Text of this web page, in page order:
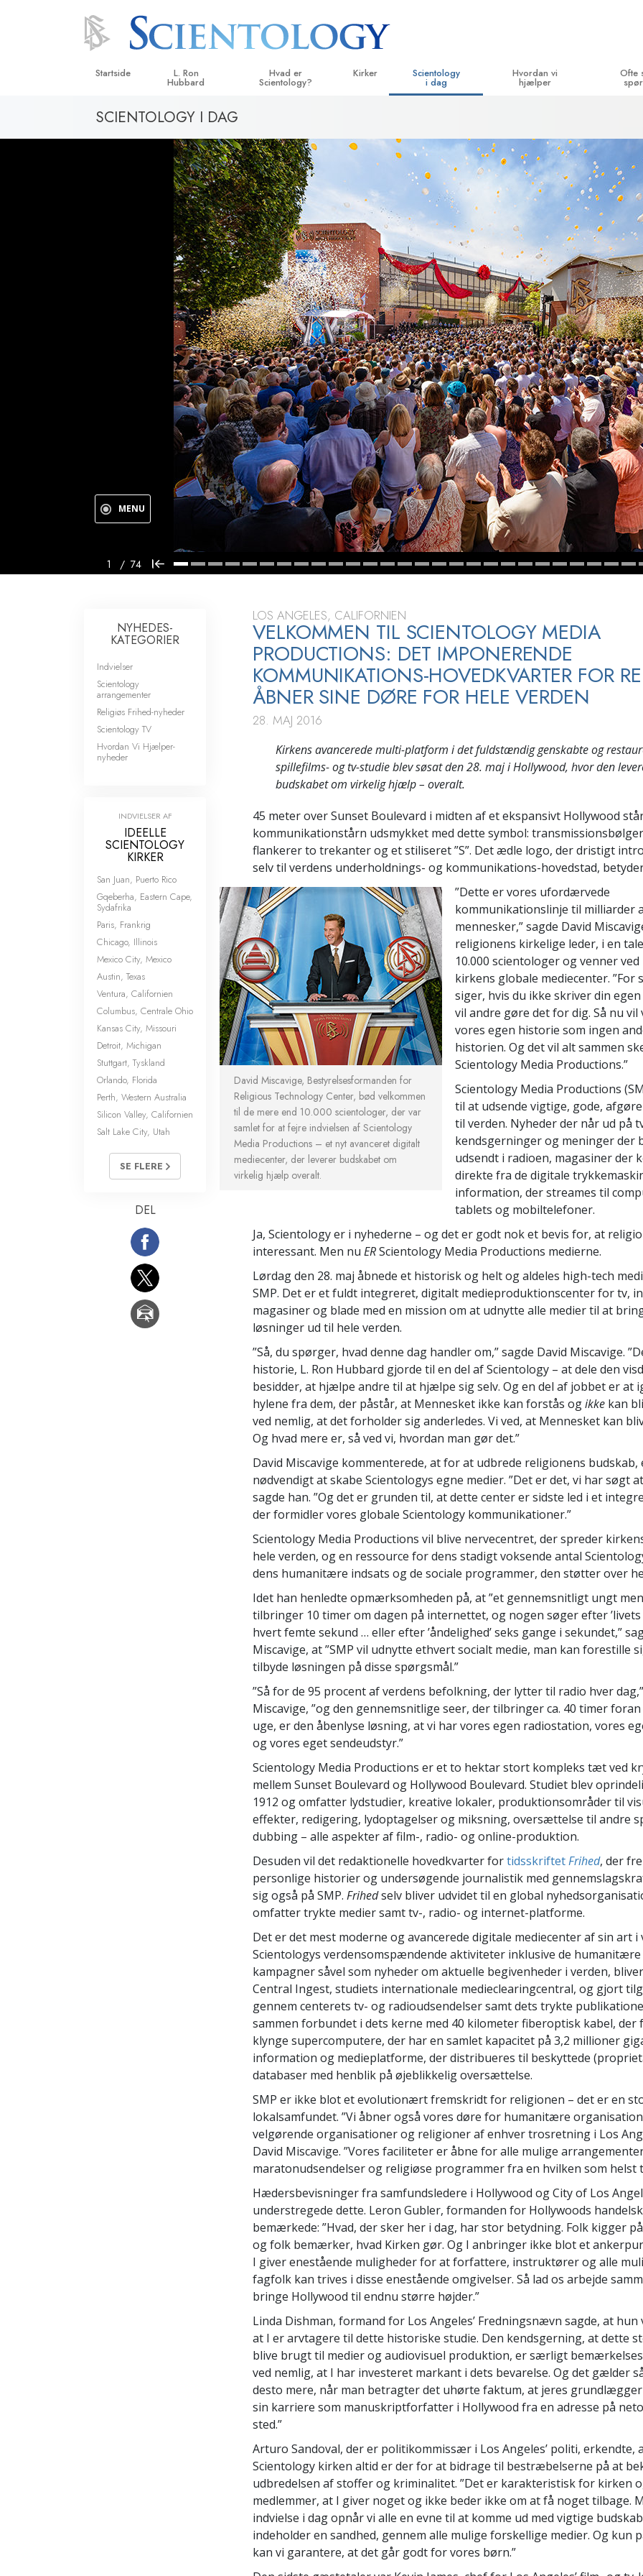
Startside L. Ron
Hubbard
Hvad er
Scientology?
Scientologys tro og kodekser
Hvad scientologer siger
om Scientology
Mød en scientolog
Indenfor i en Kirke
De grundlæggende principper
i Scientology
En introduktion til Dianetics
Kærlighed og had –
Hvad er storhed?
Kirker
Ideelle Scientology Kirker
Avancerede Organisationer
Flag Landbasen
Freewinds
Bringer Scientology ud til hele verden
Scientology
i dag
Scientology arrangementer
David Miscavige – kirkelig leder af
Scientology
Hvordan vi
hjælper
Applied Scholastics
Criminon
Narconon
Sandheden om stoffer
United for Menneskerettigheder
Medborgernes
kommission
Scientology Kirkens Frivillige
Hjælpere
Ofte
SCIENTOLOGY I DAG
MENUIndvielse SMP video-rundvisning Foto-rundvisning
1 / 74
LOS ANGELES, CALIFORNIEN
VELKOMMEN TIL SCIENTOLOGY MEDIA
PRODUCTIONS: DET IMPONERENDE
KOMMUNIKATIONS-HOVEDKVARTER FOR
ÅBNER SINE DØRE FOR HELE VERDEN
28. MAJ 2016
Kirkens avancerede multi-platform i det fuldstændig genskabte og
spillefilms- og tv-studie blev søsat den 28. maj i Hollywood, hvor den
budskabet om virkelig hjælp – overalt.
45 meter over Sunset Boulevard i midten af et ekspansivt Hollywood
kommunikationstårn udsmykket med dette symbol:
flankerer to trekanter og et stiliseret ”S”. Det ædle logo, der dristigt
selv til verdens underholdnings- og kommunikations-hovedstad,
David Miscavige, Bestyrelsesformanden for
Religious Technology Center, bød velkommen
til de mere end 10.000 scientologer, der var
samlet for at fejre indvielsen af Scientology
Media Productions – et nyt avanceret digitalt
mediecenter, der leverer budskabet om
virkelig hjælp overalt.
”Dette er vores ufordærvede
kommunikationslinje til milliarder
mennesker,” sagde David
religionens kirkelige leder, i en
10.000 scientologer og venner
kirkens globale mediecenter. ”For
siger, hvis du ikke skriver din
vil andre gøre det for dig. Så nu vil
vores egen historie som ingen
historien. Og det vil alt sammen
Scientology Media Productions.”
Scientology Media Productions
til at udsende vigtige, gode,
til verden. Nyheder der når ud på
kendsgerninger og meninger der
udsendt i radioen, magasiner der
direkte fra de digitale
information, der streames til
tablets og mobiltelefoner.
Ja, Scientology er i nyhederne – og det er godt nok et bevis for, at
interessant. Men nu ERScientology Media Productions medierne.
Lørdag den 28. maj åbnede et historisk og helt og aldeles high-tech
SMP. Det er et fuldt integreret, digitalt medieproduktionscenter for tv,
magasiner og blade med en mission om at udnytte alle medier til at
løsninger ud til hele verden.
”Så, du spørger, hvad denne dag handler om,” sagde David Miscavige.
historie, L. Ron Hubbard gjorde til en del af Scientology – at dele den
besidder, at hjælpe andre til at hjælpe sig selv. Og en del af jobbet er at
hylene fra dem, der påstår, at Mennesket ikke kan forstås ogikke kan
ved nemlig, at det forholder sig anderledes. Vi ved, at Mennesket kan
Og hvad mere er, så ved vi, hvordan man gør det.”
David Miscavige kommenterede, at for at udbrede religionens budskab,
nødvendigt at skabe Scientologys egne medier. ”Det er det, vi har søgt
sagde han. ”Og det er grunden til, at dette center er sidste led i et
der formidler vores globale Scientology kommunikationer.”
Scientology Media Productions vil blive nervecentret, der spreder
hele verden, og en ressource for dens stadigt voksende antal
dens humanitære indsats og de sociale programmer, den støtter over
Idet han henledte opmærksomheden på, at ”et gennemsnitligt ungt
tilbringer 10 timer om dagen på internettet, og nogen søger efter ’livets
hvert femte sekund … eller efter ’åndelighed’ seks gange i sekundet,”
Miscavige, at ”SMP vil udnytte ethvert socialt medie, man kan forestille
tilbyde løsningen på disse spørgsmål.”
”Så for de 95 procent af verdens befolkning, der lytter til radio hver
Miscavige, ”og den gennemsnitlige seer, der tilbringer ca. 40 timer
uge, er den åbenlyse løsning, at vi har vores egen radiostation, vores
og vores eget sendeudstyr.”
Scientology Media Productions er et to hektar stort kompleks tæt ved
mellem Sunset Boulevard og Hollywood Boulevard. Studiet blev
1912 og omfatter lydstudier, kreative lokaler, produktionsområder til
effekter, redigering, lydoptagelser og miksning, oversættelse til andre
dubbing – alle aspekter af film-, radio- og online-produktion.
Desuden vil det redaktionelle hovedkvarter fortidsskriftetFrihed, der
personlige historier og undersøgende journalistik med
sig også på SMP. Frihedselv bliver udvidet til en global
omfatter trykte medier samt tv-, radio- og internet-platforme.
Det er det mest moderne og avancerede digitale mediecenter af sin art i
Scientologys verdensomspændende aktiviteter inklusive de humanitære
kampagner såvel som nyheder om aktuelle begivenheder i verden,
Central Ingest, studiets internationale medieclearingcentral, og gjort
gennem centerets tv- og radioudsendelser samt dets trykte
sammen forbundet i dets kerne med 40 kilometer fiberoptisk kabel, der
klynge supercomputere, der har en samlet kapacitet på 3,2 millioner
information og medieplatforme, der distribueres til beskyttede
databaser med henblik på øjeblikkelig oversættelse.
SMP er ikke blot et evolutionært fremskridt for religionen – det er en
lokalsamfundet. ”Vi åbner også vores døre for humanitære
velgørende organisationer og religioner af enhver trosretning i Los
David Miscavige. ”Vores faciliteter er åbne for alle mulige
maratonudsendelser og religiøse programmer fra en hvilken som helst
Hædersbevisninger fra samfundsledere i Hollywood og City of Los
understregede dette. Leron Gubler, formanden for Hollywoods
bemærkede: ”Hvad, der sker her i dag, har stor betydning. Folk kigger
og folk bemærker, hvad Kirken gør. Og I anbringer ikke blot et
I giver enestående muligheder for at forfattere, instruktører og alle
fagfolk kan trives i disse enestående omgivelser. Så lad os arbejde
bringe Hollywood til endnu større højder.”
Linda Dishman, formand for Los Angeles’ Fredningsnævn sagde, at hun
at I er arvtagere til dette historiske studie. Den kendsgerning, at dette
blive brugt til medier og audiovisuel produktion, er særligt
ved nemlig, at I har investeret markant i dets bevarelse. Og det gælder
desto mere, når man betragter det uhørte faktum, at jeres
sin karriere som manuskriptforfatter i Hollywood fra en adresse på
sted.”
Arturo Sandoval, der er politikommissær i Los Angeles’ politi, erkendte,
Scientology kirken altid er der for at bidrage til bestræbelserne på at
udbredelsen af stoffer og kriminalitet. ”Det er karakteristisk for kirken
medlemmer, at I giver noget og ikke beder ikke om at få noget tilbage.
indvielse i dag opnår vi alle en evne til at komme ud med vigtige
indeholder en sandhed, gennem alle mulige forskellige medier. Og kun
kan vi garantere, at det går godt for vores børn.”
NYHEDES­
KATEGORIER
Indvielser
Scientology
arrangementer
Religiøs Frihed-nyheder
Scientology TV
Hvordan Vi Hjælper-
nyheder
INDVIELSER AF
IDEELLE
SCIENTOLOGY
KIRKER
San Juan, Puerto Rico
Gqeberha, Eastern Cape,
Sydafrika
Paris, Frankrig
Chicago, Illinois
Mexico City, Mexico
Austin, Texas
Ventura, Californien
Columbus, Centrale Ohio
Kansas City, Missouri
Detroit, Michigan
Stuttgart, Tyskland
Orlando, Florida
Perth, Western Australia
Silicon Valley, Californien
Salt Lake City, Utah
SE FLERE
DEL